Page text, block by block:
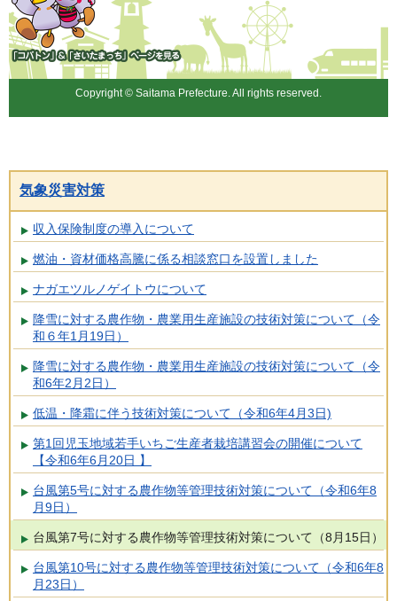
「コバトン」&「さいたまっ
ち」
Copyright © Saitama Prefecture. All rights reserved.
気象災害対策
収入保険制度の導入について
燃油・資材価格高騰に係る相談窓口を設置しました
ナガエツルノゲイトウについて
降雪に対する農作物・農業用生産施設の技術対策について（令
和６年1月19日）
降雪に対する農作物・農業用生産施設の技術対策について（令
和6年2月2日）
低温・降霜に伴う技術対策について（令和6年4月3日)
第1回児玉地域若手いちご生産者栽培講習会の開催について
【令和6年6月20日 】
台風第5号に対する農作物等管理技術対策について（令和6年8
月9日）
台風第7号に対する農作物等管理技術対策について（8月15日）
台風第10号に対する農作物等管理技術対策について（令和6年8
月23日）